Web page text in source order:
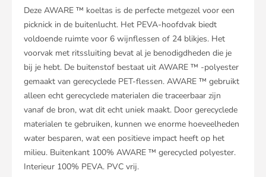
Deze AWARE ™ koeltas is de perfecte metgezel voor een
picknick in de buitenlucht. Het PEVA-hoofdvak biedt
voldoende ruimte voor 6 wijnflessen of 24 blikjes. Het
voorvak met ritssluiting bevat al je benodigdheden die je
bij je hebt. De buitenstof bestaat uit AWARE ™ -polyester
gemaakt van gerecyclede PET-flessen. AWARE ™ gebruikt
alleen echt gerecyclede materialen die traceerbaar zijn
vanaf de bron, wat dit echt uniek maakt. Door gerecyclede
materialen te gebruiken, kunnen we enorme hoeveelheden
water besparen, wat een positieve impact heeft op het
milieu. Buitenkant 100% AWARE ™ gerecycled polyester.
Interieur 100% PEVA. PVC vrij.